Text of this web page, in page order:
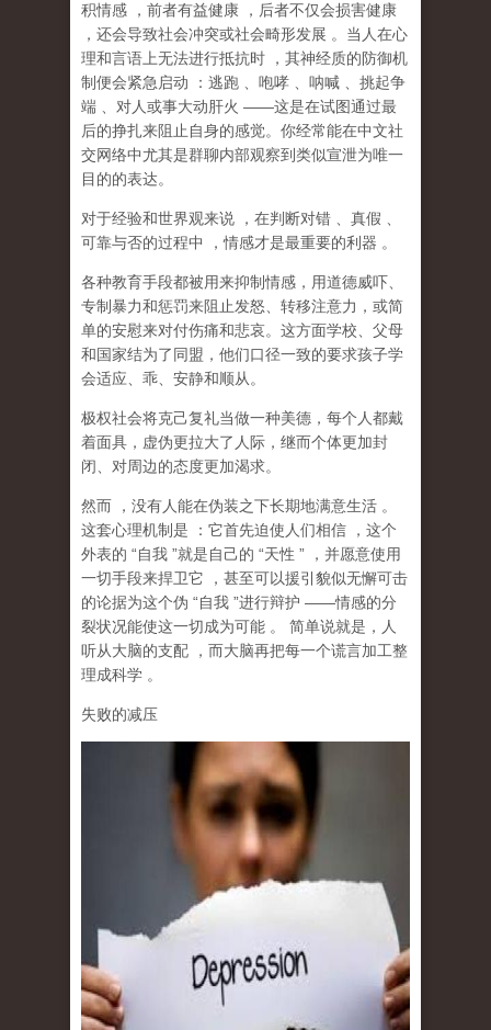
积情感
，前者有益健康
，后者不仅会损害健康
，还会导致社会冲突或社会畸形发展 。当人在心
理和言语上无法进行抵抗时
，其神经质的防御机
制便会紧急启动
：逃跑 、咆哮 、呐喊
、挑起争
端
、对人或事大动肝火 ——这是在试图通过最
后的挣扎来阻止自身的感觉。你经常能在中文社
交网络中尤其是群聊内部观察到类似宣泄为唯一
目的的表达。
对于经验和世界观来说 ，在判断对错 、真假
可靠与否的过程中
，情感才是最重要的利器 。
各种教育手段都被用来抑制情感，用道德威吓、
专制暴力和惩罚来阻止发怒、转移注意力，或简
单的安慰来对付伤痛和悲哀。这方面学校、父母
和国家结为了同盟，他们口径一致的要求孩子学
会适应、乖、安静和顺从。
极权社会将克己复礼当做一种美德，每个人都戴
着面具，虚伪更拉大了人际，继而个体更加封
闭、对周边的态度更加渴求。
然而 ，没有人能在伪装之下长期地满意生活 。
这套心理机制是
：它首先迫使人们相信
，这个
外表的 “自我 ”就是自己的 “天性 ”
，并愿意使用
一切手段来捍卫它
，甚至可以援引貌似无懈可击
的论据为这个伪 “自我 ”进行辩护 ——情感的分
裂状况能使这一切成为可能 。 简单说就是， 人
听从大脑的支配
，而大脑再把每一个谎言加工整
理成科学 。
失败的减压